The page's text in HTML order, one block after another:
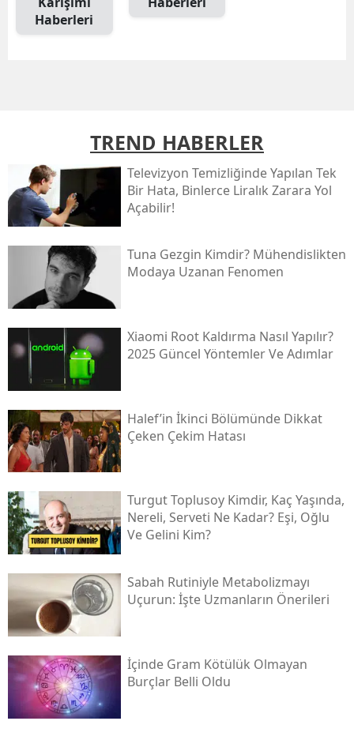
Haberleri
TREND HABERLER
Televizyon Temizliğinde Yapılan Tek
Bir Hata, Binlerce Liralık Zarara Yol
Açabilir!
Tuna Gezgin Kimdir? Mühendislikten
Modaya Uzanan Fenomen
Xiaomi Root Kaldırma Nasıl Yapılır?
2025 Güncel Yöntemler Ve Adımlar
Halef’in İkinci Bölümünde Dikkat
Çeken Çekim Hatası
Turgut Toplusoy Kimdir, Kaç Yaşında,
Nereli, Serveti Ne Kadar? Eşi, Oğlu
Ve Gelini Kim?
Sabah Rutiniyle Metabolizmayı
Uçurun: İşte Uzmanların Önerileri
İçinde Gram Kötülük Olmayan
Burçlar Belli Oldu